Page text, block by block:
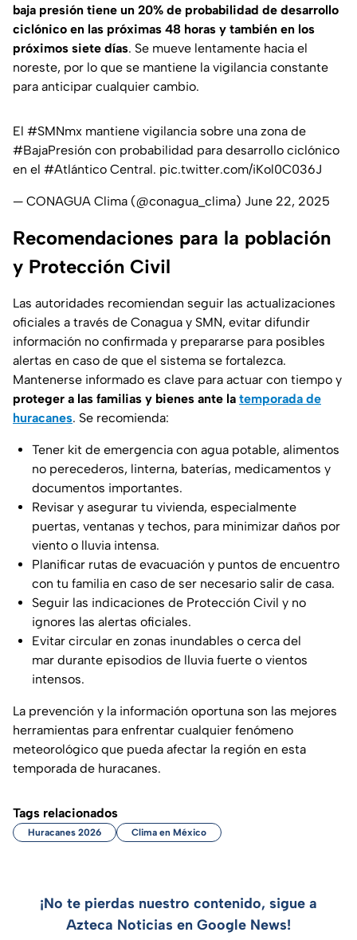
baja presión tiene un 20% de probabilidad de desarrollo
ciclónico en las próximas 48 horas y también en los
próximos siete días. Se mueve lentamente hacia el
noreste, por lo que se mantiene la vigilancia constante
para anticipar cualquier cambio.
El #SMNmx mantiene vigilancia sobre una zona de
#BajaPresión con probabilidad para desarrollo ciclónico
en el #Atlántico Central. pic.twitter.com/iKol0C036J
— CONAGUA Clima (@conagua_clima) June 22, 2025
Recomendaciones para la población
y Protección Civil
Las autoridades recomiendan seguir las actualizaciones
oficiales a través de Conagua y SMN, evitar difundir
información no confirmada y prepararse para posibles
alertas en caso de que el sistema se fortalezca.
Mantenerse informado es clave para actuar con tiempo y
proteger a las familias y bienes ante la temporada de
huracanes. Se recomienda:
Tener kit de emergencia con agua potable, alimentos
no perecederos, linterna, baterías, medicamentos y
documentos importantes.
Revisar y asegurar tu vivienda, especialmente
puertas, ventanas y techos, para minimizar daños por
viento o lluvia intensa.
Planificar rutas de evacuación y puntos de encuentro
con tu familia en caso de ser necesario salir de casa.
Seguir las indicaciones de Protección Civil y no
ignores las alertas oficiales.
Evitar circular en zonas inundables o cerca del
mar durante episodios de lluvia fuerte o vientos
intensos.
La prevención y la información oportuna son las mejores
herramientas para enfrentar cualquier fenómeno
meteorológico que pueda afectar la región en esta
temporada de huracanes.
Tags relacionados
Huracanes 2026 Clima en México
¡No te pierdas nuestro contenido, sigue a
Azteca Noticias en Google News!